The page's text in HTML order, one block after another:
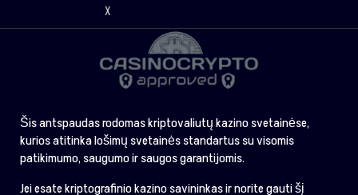
X
Šis antspaudas rodomas kriptovaliutų kazino svetainėse,
kurios atitinka lošimų svetainės standartus su visomis
patikimumo, saugumo ir saugos garantijomis.
Jei esate kriptografinio kazino savininkas ir norite gauti šį